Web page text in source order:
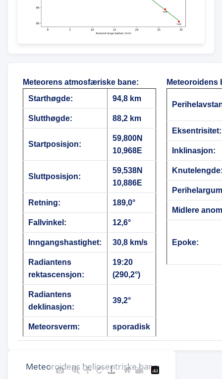
Meteorens atmosfæriske bane:
Starthøgde:
94,8 km
Slutthøgde: 88,2 km
Startposisjon:
59,800N
10,968E
Sluttposisjon:
59,538N
10,886E
Retning: 189,0°
Fallvinkel: 12,6°
Inngangshastighet: 30,8 km/s
Radiantens
rektascensjon:
19:20
(290,2°)
Radiantens
deklinasjon:
39,2°
Meteorsverm: sporadisk
Meteoroidens
Eksentrisitet:
Inklinasjon:
Midlere
Epoke: